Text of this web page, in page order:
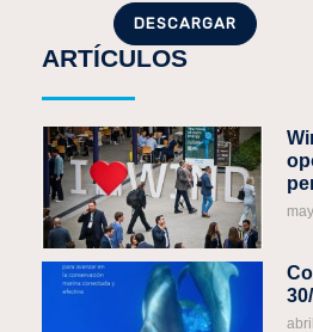
DESCARGAR
ARTÍCULOS